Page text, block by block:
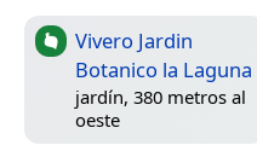
Vivero Jardin
Botanico la Laguna
jardín, 380 metros al
oeste